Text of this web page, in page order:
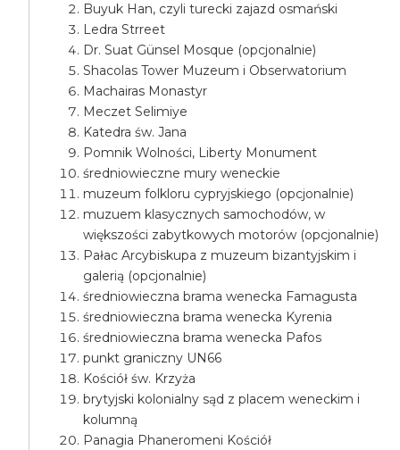
Buyuk Han, czyli turecki zajazd osmański
Ledra Strreet
Dr. Suat Günsel Mosque (opcjonalnie)
Shacolas Tower Muzeum i Obserwatorium
Machairas Monastyr
Meczet Selimiye
Katedra św. Jana
Pomnik Wolności, Liberty Monument
średniowieczne mury weneckie
muzeum folkloru cypryjskiego (opcjonalnie)
muzuem klasycznych samochodów, w
większości zabytkowych motorów (opcjonalnie)
Pałac Arcybiskupa z muzeum bizantyjskim i
galerią (opcjonalnie)
średniowieczna brama wenecka Famagusta
średniowieczna brama wenecka Kyrenia
średniowieczna brama wenecka Pafos
punkt graniczny UN66
Kościół św. Krzyża
brytyjski kolonialny sąd z placem weneckim i
kolumną
Panagia Phaneromeni Kościół